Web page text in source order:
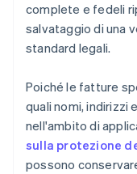
complete e fedeli
salvataggio di una
standard legali.
Poiché le fatture
quali nomi, indirizzi
nell'ambito di
sulla protezione
possono